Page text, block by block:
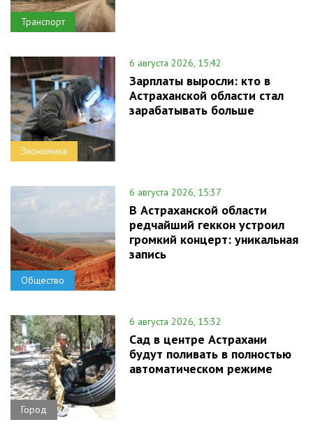
Транспорт
Экономика
6 августа 2026, 15:42
Зарплаты выросли: кто в
Астраханской области стал
зарабатывать больше
Общество
6 августа 2026, 15:37
В Астраханской области
редчайший геккон устроил
громкий концерт: уникальная
запись
Город
6 августа 2026, 15:32
Сад в центре Астрахани
будут поливать в полностью
автоматическом режиме